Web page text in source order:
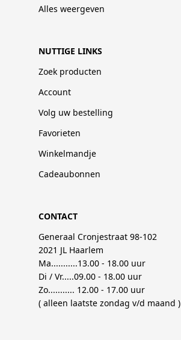
Alles weergeven
NUTTIGE LINKS
Zoek producten
Account
Volg uw bestelling
Favorieten
Winkelmandje
Cadeaubonnen
CONTACT
Generaal Cronjestraat 98-102
2021 JL Haarlem
Ma...........13.00 - 18.00 uur
Di / Vr.....09.00 - 18.00 uur
Zo........... 12.00 - 17.00 uur
( alleen laatste zondag v/d maand )